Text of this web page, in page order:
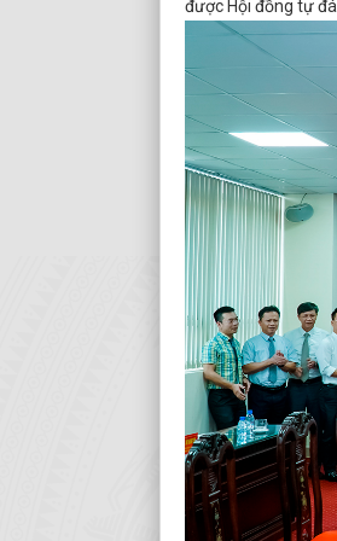
được Hội đồng tự